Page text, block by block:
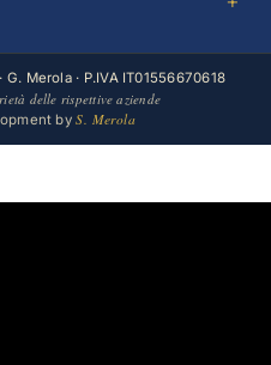
Merola · P.IVA IT01556670618
delle rispettive aziende
byS. Merola